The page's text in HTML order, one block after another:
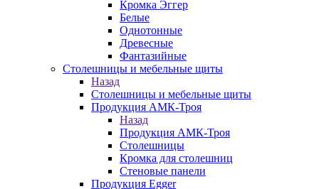
Кромка Эггер
Белые
Однотонные
Древесные
Фантазийные
Столешницы и мебельные щиты
Назад
Столешницы и мебельные щиты
Продукция АМК-Троя
Назад
Продукция АМК-Троя
Столешницы
Кромка для столешниц
Стеновые панели
Продукция Egger